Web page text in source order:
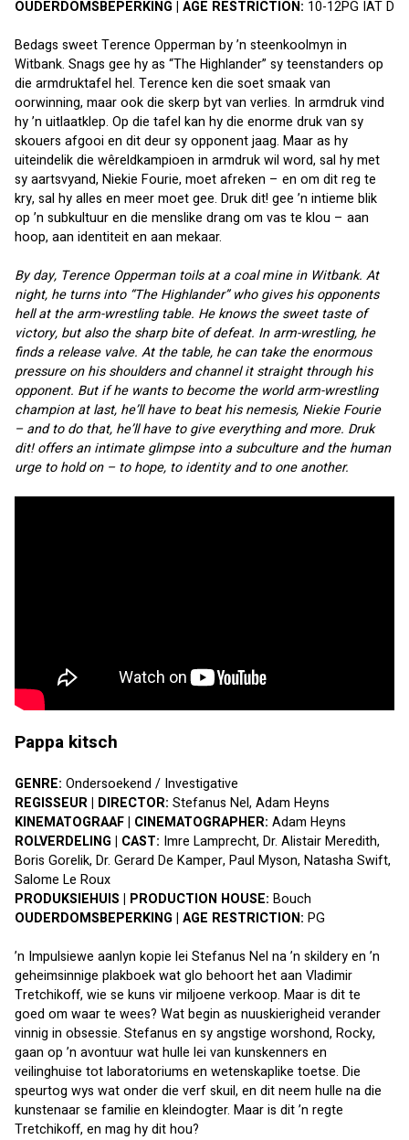
OUDERDOMSBEPERKING | AGE RESTRICTION: 10-12PG IAT D
Bedags sweet Terence Opperman by ’n steenkoolmyn in
Witbank. Snags gee hy as “The Highlander” sy teenstanders op
die armdruktafel hel. Terence ken die soet smaak van
oorwinning, maar ook die skerp byt van verlies. In armdruk vind
hy ’n uitlaatklep. Op die tafel kan hy die enorme druk van sy
skouers afgooi en dit deur sy opponent jaag. Maar as hy
uiteindelik die wêreldkampioen in armdruk wil word, sal hy met
sy aartsvyand, Niekie Fourie, moet afreken – en om dit reg te
kry, sal hy alles en meer moet gee. Druk dit! gee ’n intieme blik
op ’n subkultuur en die menslike drang om vas te klou – aan
hoop, aan identiteit en aan mekaar.
By day, Terence Opperman toils at a coal mine in Witbank. At
night, he turns into “The Highlander” who gives his opponents
hell at the arm-wrestling table. He knows the sweet taste of
victory, but also the sharp bite of defeat. In arm-wrestling, he
finds a release valve. At the table, he can take the enormous
pressure on his shoulders and channel it straight through his
opponent. But if he wants to become the world arm-wrestling
champion at last, he’ll have to beat his nemesis, Niekie Fourie
– and to do that, he’ll have to give everything and more. Druk
dit! offers an intimate glimpse into a subculture and the human
urge to hold on – to hope, to identity and to one another.
Pappa kitsch
GENRE: Ondersoekend / Investigative
REGISSEUR | DIRECTOR: Stefanus Nel, Adam Heyns
KINEMATOGRAAF | CINEMATOGRAPHER: Adam Heyns
ROLVERDELING | CAST: Imre Lamprecht, Dr. Alistair Meredith,
Boris Gorelik, Dr. Gerard De Kamper, Paul Myson, Natasha Swift,
Salome Le Roux
PRODUKSIEHUIS | PRODUCTION HOUSE: Bouch
OUDERDOMSBEPERKING | AGE RESTRICTION: PG
’n Impulsiewe aanlyn kopie lei Stefanus Nel na ’n skildery en ’n
geheimsinnige plakboek wat glo behoort het aan Vladimir
Tretchikoff, wie se kuns vir miljoene verkoop. Maar is dit te
goed om waar te wees? Wat begin as nuuskierigheid verander
vinnig in obsessie. Stefanus en sy angstige worshond, Rocky,
gaan op ’n avontuur wat hulle lei van kunskenners en
veilinghuise tot laboratoriums en wetenskaplike toetse. Die
speurtog wys wat onder die verf skuil, en dit neem hulle na die
kunstenaar se familie en kleindogter. Maar is dit ’n regte
Tretchikoff, en mag hy dit hou?